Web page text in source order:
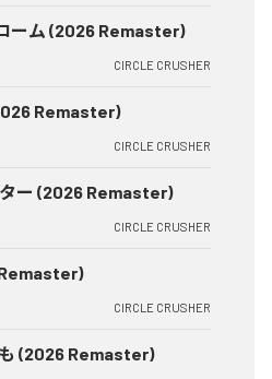
ーム (2026 Remaster)
CIRCLE CRUSHER
Remaster)
CIRCLE CRUSHER
ー (2026 Remaster)
CIRCLE CRUSHER
CIRCLE CRUSHER
(2026 Remaster)